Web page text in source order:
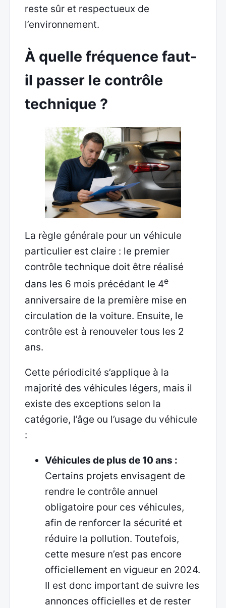
reste sûr et respectueux de
l’environnement.
À quelle fréquence faut-
il passer le contrôle
technique ?
La règle générale pour un véhicule
particulier est claire : le premier
contrôle technique doit être réalisé
dans les 6 mois précédant le 4e
anniversaire de la première mise en
circulation de la voiture. Ensuite, le
contrôle est à renouveler tous les 2
ans.
Cette périodicité s’applique à la
majorité des véhicules légers, mais il
existe des exceptions selon la
catégorie, l’âge ou l’usage du véhicule
:
Véhicules de plus de 10 ans :
Certains projets envisagent de
rendre le contrôle annuel
obligatoire pour ces véhicules,
afin de renforcer la sécurité et
réduire la pollution. Toutefois,
cette mesure n’est pas encore
officiellement en vigueur en 2024.
Il est donc important de suivre les
annonces officielles et de rester